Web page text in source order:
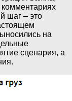
комментариях
шаг – это
на
сценария, а